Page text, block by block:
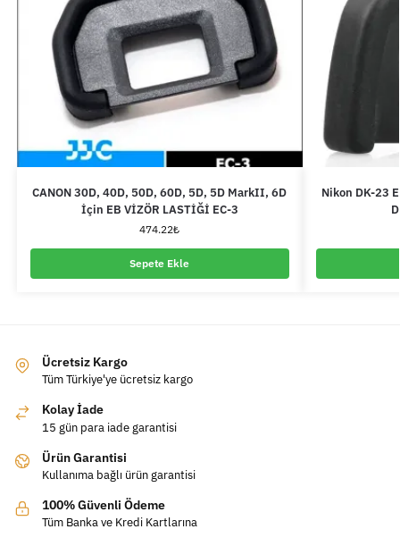
CANON 30D, 40D, 50D, 60D, 5D, 5D MarkII, 6D
İçin EB VİZÖR LASTİĞİ EC-3
474.22₺
Sepete Ekle
Nikon DK-23
Ücretsiz Kargo
Tüm Türkiye'ye ücretsiz kargo
Kolay İade
15 gün para iade garantisi
Ürün Garantisi
Kullanıma bağlı ürün garantisi
100% Güvenli Ödeme
Tüm Banka ve Kredi Kartlarına